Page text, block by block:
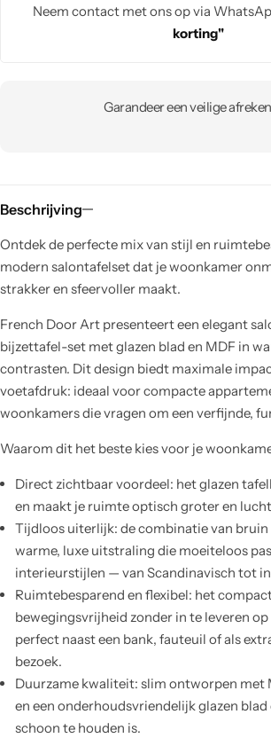
Neem contact met ons op via
korting"
Garandeer een veilige
Beschrijving
Ontdek de perfecte mix van stijl en
modern salontafelset dat je woonkamer
strakker en sfeervoller maakt.
French Door Art presenteert een elegant
bijzettafel-set met glazen blad en MDF in
contrasten. Dit design biedt maximale
voetafdruk: ideaal voor compacte
woonkamers die vragen om een verfijnde,
Waarom dit het beste kies voor je
Direct zichtbaar voordeel: het glazen
en maakt je ruimte optisch groter en
Tijdloos uiterlijk: de combinatie van bruin
warme, luxe uitstraling die moeiteloos
interieurstijlen — van Scandinavisch tot
Ruimtebesparend en flexibel: het
bewegingsvrijheid zonder in te leveren
perfect naast een bank, fauteuil of als
bezoek.
Duurzame kwaliteit: slim ontworpen met
en een onderhoudsvriendelijk glazen
schoon te houden is.